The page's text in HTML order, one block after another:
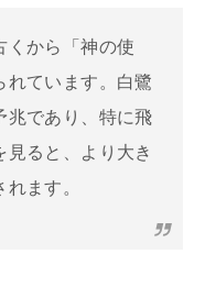
くから「神の使
れています。白鷺
兆であり、特に飛
ると、より大き
ます。